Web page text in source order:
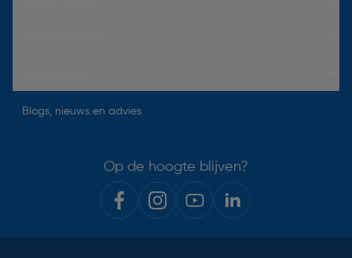
Blogs, nieuws en advies
Op de hoogte blijven?